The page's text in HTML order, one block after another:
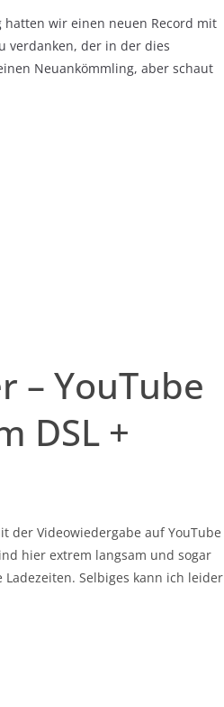
hatten wir einen neuen Record mit
verdanken, der in der dies
Neuankömmling, aber schaut
– YouTube
DSL +
der Videowiedergabe auf YouTube
hier extrem langsam und sogar
Selbiges kann ich leider